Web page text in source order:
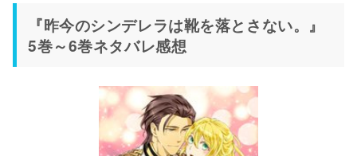
『昨今のシンデレラは靴を落とさない。』
5巻～6巻ネタバレ感想